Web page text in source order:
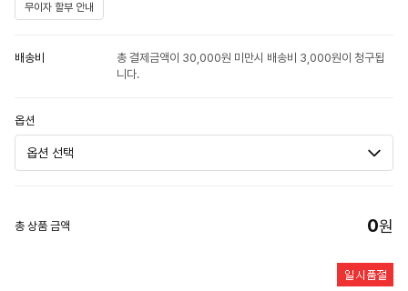
무이자 할부 안내
배송비
총 결제금액이 30,000원 미만시 배송비 3,000원이 청구됩
니다.
옵션
총 상품 금액 0원